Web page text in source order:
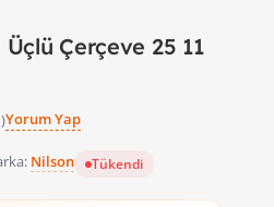
Çerçeve 25 11
Yorum Yap
Nilson Tükendi